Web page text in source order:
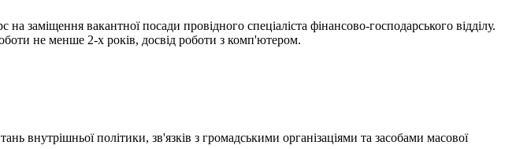
заміщення вакантної посади провідного спеціаліста фінансово-господарського відділу.
не менше 2-х років, досвід роботи з комп'ютером.
внутрішньої політики, зв'язків з громадськими організаціями та засобами масової